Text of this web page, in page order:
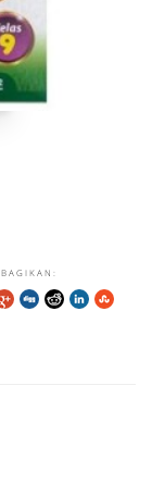
BAGIKAN: